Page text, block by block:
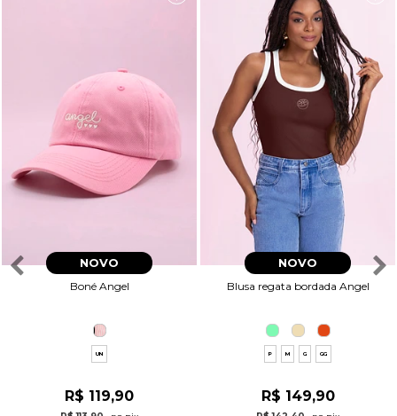
NOVO
Boné Angel
UN
R$ 119,90
NOVO
Blusa regata bordada Angel
P M G GG
R$ 149,90